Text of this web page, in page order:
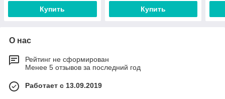
Купить Купить
О нас
Рейтинг не сформирован
Менее 5 отзывов за последний год
Работает с 13.09.2019